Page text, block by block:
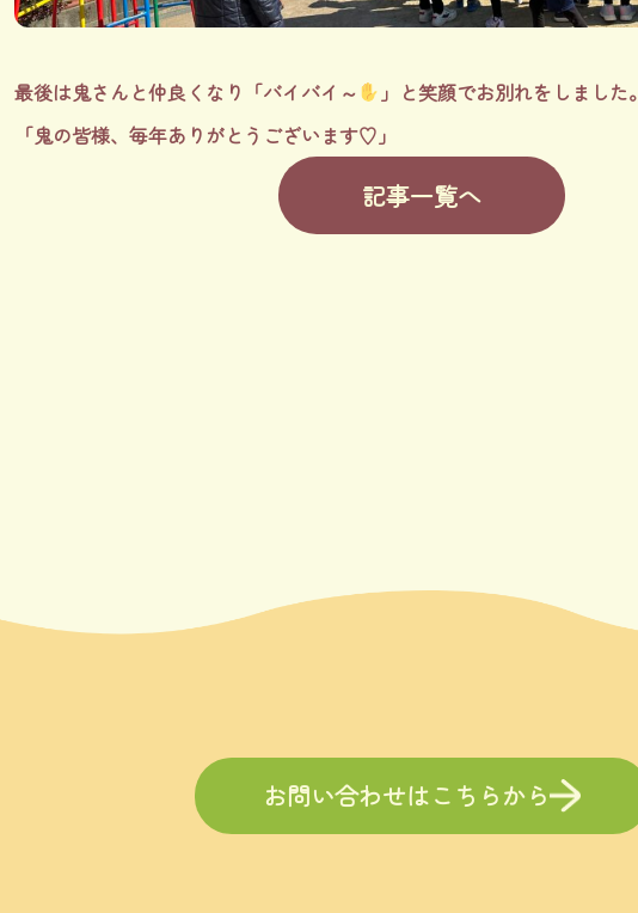
最後は鬼さんと仲良くなり「バイバイ～
」と笑顔でお別れをしました。
「鬼の皆様、毎年ありがとうございます♡」
記事一覧へ
お問い合わせはこちらから